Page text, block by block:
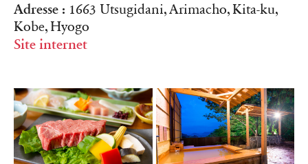
Adresse : 1663 Utsugidani, Arimacho, Kita-ku,
Kobe, Hyogo
Site internet